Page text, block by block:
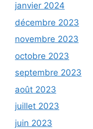
janvier 2024
décembre 2023
novembre 2023
octobre 2023
septembre 2023
août 2023
juillet 2023
juin 2023